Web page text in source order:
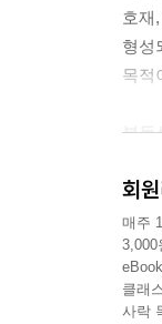
사실
는
산과
럼
행한
수
--- p.
호재
형성
목적
부동
한
오르
이름
첫
회
매주
3,000
클래
사락